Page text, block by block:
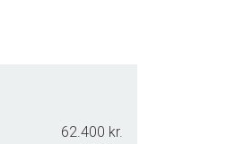
62.400 kr.